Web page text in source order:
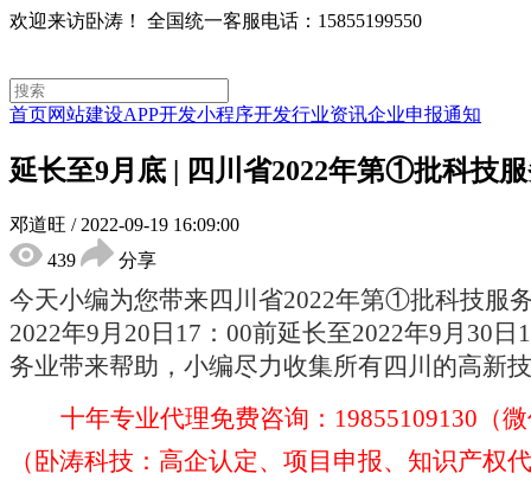
欢迎来访卧涛！ 全国统一客服电话：15855199550
首页网站建设APP开发小程序开发行业资讯企业申报通知
延长至9月底 | 四川省2022年第①批科技
邓道旺 / 2022-09-19 16:09:00
439
分享
今天小编为您带来四川省2022年第①批科技服
2022年9月20日17：00前延长至2022年9月30
务业带来帮助，小编尽力收集所有四川的高新
十年专业代理免费咨询： 19855109130（
（卧涛科技： 高企认定、 项目申报、知识产权